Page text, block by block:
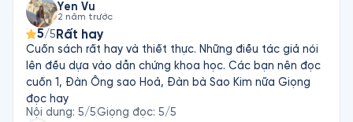
Yen Vu
2 năm trước
5/5 Rất hay
Cuốn sách rất hay và thiết thực. Những điều tác giả nói
lên đều dựa vào dẫn chứng khoa học. Các bạn nên đọc
cuốn 1, Đàn Ông sao Hoả, Đàn bà Sao Kim nữa Giọng
đọc hay
Nội dung: 5/5Giọng đọc: 5/5